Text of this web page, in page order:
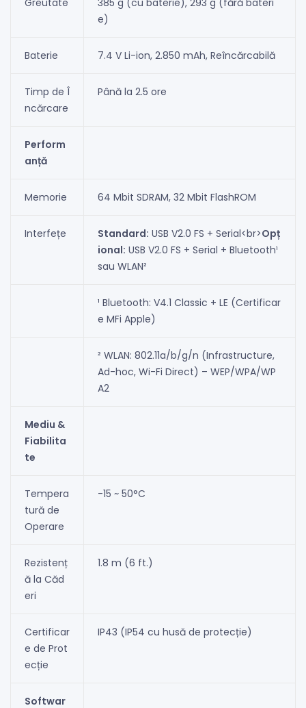
Greutate
385 g (cu baterie), 293 g (fără bateri
e)
Baterie 7.4 V Li-ion, 2.850 mAh, Reîncărcabilă
Timp de Î
ncărcare
Până la 2.5 ore
Perform
anță
Memorie 64 Mbit SDRAM, 32 Mbit FlashROM
Interfețe Standard: USB V2.0 FS + Serial<br>Opț
ional: USB V2.0 FS + Serial + Bluetooth¹
sau WLAN²
¹ Bluetooth: V4.1 Classic + LE (Certificar
e MFi Apple)
² WLAN: 802.11a/b/g/n (Infrastructure,
Ad-hoc, Wi-Fi Direct) – WEP/WPA/WP
A2
Mediu &
Fiabilita
te
Tempera
tură de
Operare
-15 ~ 50°C
Rezistenț
ă la Căd
eri
1.8 m (6 ft.)
Certificar
e de Prot
ecție
IP43 (IP54 cu husă de protecție)
Softwar